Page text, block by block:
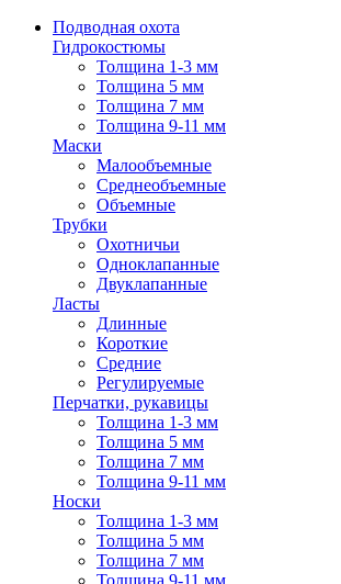
Подводная охота
Гидрокостюмы
Толщина 1-3 мм
Толщина 5 мм
Толщина 7 мм
Толщина 9-11 мм
Маски
Малообъемные
Среднеобъемные
Объемные
Трубки
Охотничьи
Одноклапанные
Двуклапанные
Ласты
Длинные
Короткие
Средние
Регулируемые
Перчатки, рукавицы
Толщина 1-3 мм
Толщина 5 мм
Толщина 7 мм
Толщина 9-11 мм
Носки
Толщина 1-3 мм
Толщина 5 мм
Толщина 7 мм
Толщина 9-11 мм